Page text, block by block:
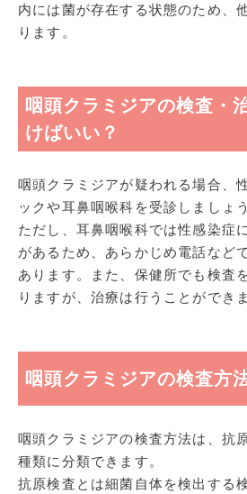
内には菌が存在する状態のため、
ります。
咽頭クラミジアの検査・
けばいい？
咽頭クラミジアが疑われる場合、
ックや耳鼻咽喉科を受診しましょう
ただし、耳鼻咽喉科では性感染症
があるため、あらかじめ電話など
あります。また、保健所でも検査
りますが、治療は行うことができ
咽頭クラミジアの検査方
咽頭クラミジアの検査方法は、抗
種類に分類できます。
抗原検査とは細菌自体を検出する